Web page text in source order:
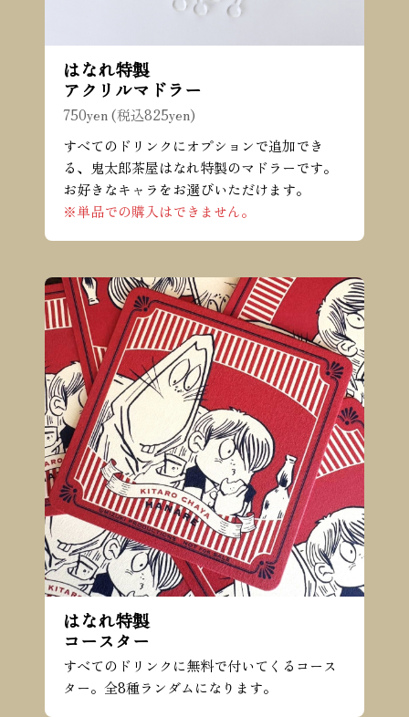
はなれ特製
アクリルマドラー
750yen (税込825yen)
すべてのドリンクにオプションで追加でき
る、鬼太郎茶屋はなれ特製のマドラーです。
お好きなキャラをお選びいただけます。
※単品での購入はできません。
はなれ特製
コースター
すべてのドリンクに無料で付いてくるコース
ター。全8種ランダムになります。